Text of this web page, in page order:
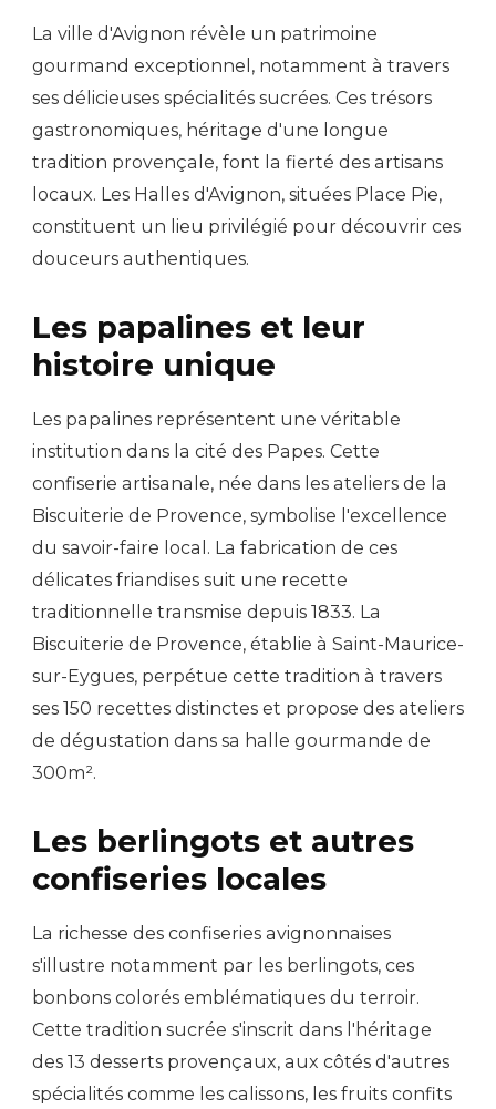
La ville d'Avignon révèle un patrimoine
gourmand exceptionnel, notamment à travers
ses délicieuses spécialités sucrées. Ces trésors
gastronomiques, héritage d'une longue
tradition provençale, font la fierté des artisans
locaux. Les Halles d'Avignon, situées Place Pie,
constituent un lieu privilégié pour découvrir ces
douceurs authentiques.
Les papalines et leur
histoire unique
Les papalines représentent une véritable
institution dans la cité des Papes. Cette
confiserie artisanale, née dans les ateliers de la
Biscuiterie de Provence, symbolise l'excellence
du savoir-faire local. La fabrication de ces
délicates friandises suit une recette
traditionnelle transmise depuis 1833. La
Biscuiterie de Provence, établie à Saint-Maurice-
sur-Eygues, perpétue cette tradition à travers
ses 150 recettes distinctes et propose des ateliers
de dégustation dans sa halle gourmande de
300m².
Les berlingots et autres
confiseries locales
La richesse des confiseries avignonnaises
s'illustre notamment par les berlingots, ces
bonbons colorés emblématiques du terroir.
Cette tradition sucrée s'inscrit dans l'héritage
des 13 desserts provençaux, aux côtés d'autres
spécialités comme les calissons, les fruits confits